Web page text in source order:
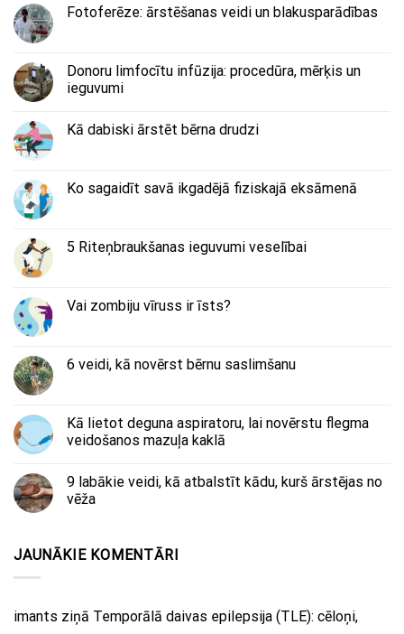
Fotoferēze: ārstēšanas veidi un blakusparādības
Donoru limfocītu infūzija: procedūra, mērķis un
ieguvumi
Kā dabiski ārstēt bērna drudzi
Ko sagaidīt savā ikgadējā fiziskajā eksāmenā
5 Riteņbraukšanas ieguvumi veselībai
Vai zombiju vīruss ir īsts?
6 veidi, kā novērst bērnu saslimšanu
Kā lietot deguna aspiratoru, lai novērstu flegma
veidošanos mazuļa kaklā
9 labākie veidi, kā atbalstīt kādu, kurš ārstējas no
vēža
JAUNĀKIE KOMENTĀRI
imants ziņā Temporālā daivas epilepsija (TLE): cēloņi,